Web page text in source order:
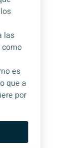
las
es
que a
por